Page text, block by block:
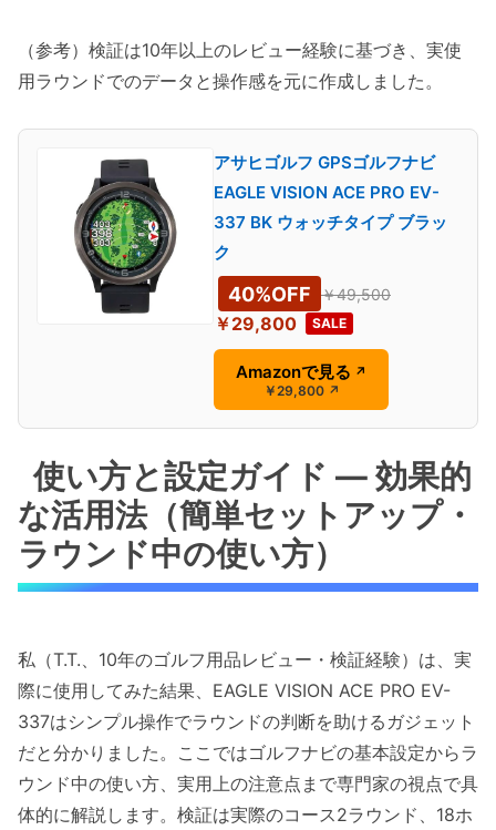
（参考）検証は10年以上のレビュー経験に基づき、実使
用ラウンドでのデータと操作感を元に作成しました。
アサヒゴルフ GPSゴルフナビ
EAGLE VISION ACE PRO EV-
337 BK ウォッチタイプ ブラッ
ク
￥49,500
￥29,800 SALE
40%OFF
Amazonで見る ↗
￥29,800 ↗
使い方と設定ガイド — 効果的
な活用法（簡単セットアップ・
ラウンド中の使い方）
私（T.T.、10年のゴルフ用品レビュー・検証経験）は、実
際に使用してみた結果、EAGLE VISION ACE PRO EV-
337はシンプル操作でラウンドの判断を助けるガジェット
だと分かりました。ここではゴルフナビの基本設定からラ
ウンド中の使い方、実用上の注意点まで専門家の視点で具
体的に解説します。検証は実際のコース2ラウンド、18ホ